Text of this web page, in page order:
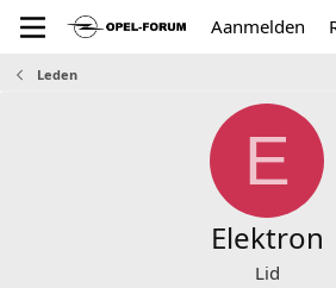
Aanmelden
Leden
E
Elektron
Lid